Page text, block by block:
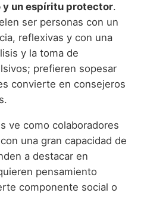
un espíritu protector.
ser personas con un
reflexivas y con una
y la toma de
prefieren sopesar
convierte en consejeros
ve como colaboradores
una gran capacidad de
a destacar en
pensamiento
componente social o